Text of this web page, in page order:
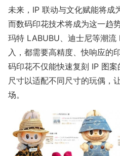
未来，IP 联动与文化赋能将成
而数码印花技术将成为这一趋
玛特 LABUBU、迪士尼等潮流
入，都需要高精度、快响应
码印花不仅能快速复刻 IP 图
尺寸以适配不同尺寸的玩偶，
场。